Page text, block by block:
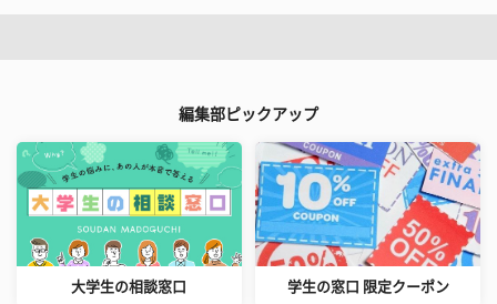
編集部ピックアップ
大学生の相談窓口 学生の窓口 限定クーポン